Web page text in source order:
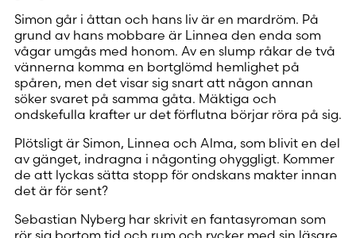
Simon går i åttan och hans liv är en mardröm. På
grund av hans mobbare är Linnea den enda som
vågar umgås med honom. Av en slump råkar de två
vännerna komma en bortglömd hemlighet på
spåren, men det visar sig snart att någon annan
söker svaret på samma gåta. Mäktiga och
ondskefulla krafter ur det förflutna börjar röra på sig.
Plötsligt är Simon, Linnea och Alma, som blivit en del
av gänget, indragna i någonting ohyggligt. Kommer
de att lyckas sätta stopp för ondskans makter innan
det är för sent?
Sebastian Nyberg har skrivit en fantasyroman som